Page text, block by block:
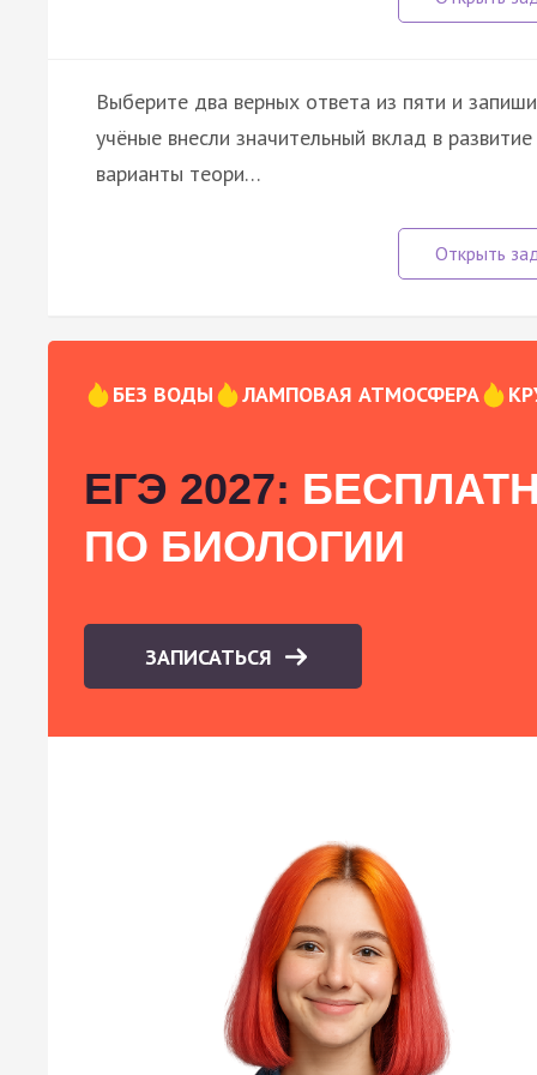
Выберите два верных ответа из пяти и
учёные внесли значительный вклад в
варианты теори…
БЕЗ ВОДЫ ЛАМПОВАЯ АТМОСФЕРА
ЕГЭ 2027:
ПО БИОЛОГИИ
ЗАПИСАТЬСЯ